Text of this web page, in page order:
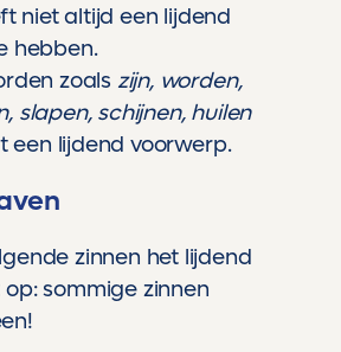
niet altijd een lijdend
hebben.
zoals zijn, worden,
slapen, schijnen, huilen
een lijdend voorwerp.
zinnen het lijdend
sommige zinnen